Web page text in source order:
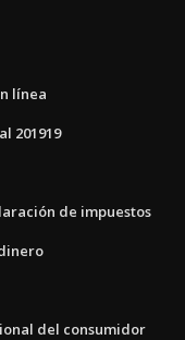
línea
201919
de impuestos
del consumidor